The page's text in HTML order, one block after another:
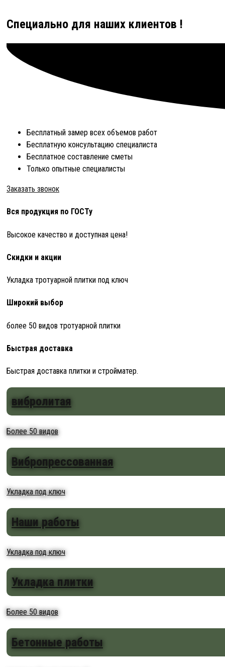
Специально для наших клиентов !
Бесплатный замер всех объемов работ
Бесплатную консультацию специалиста
Бесплатное составление сметы
Только опытные специалисты
Заказать звонок
Вся продукция по ГОСТу
Высокое качество и доступная цена!
Скидки и акции
Укладка тротуарной плитки под ключ
Широкий выбор
более 50 видов тротуарной плитки
Быстрая доставка
Быстрая доставка плитки и стройматер.
вибролитая
Более 50 видов
Вибропрессованная
Укладка под ключ
Наши работы
Укладка под ключ
Укладка плитки
Более 50 видов
Бетонные работы